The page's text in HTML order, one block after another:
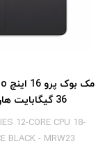
36 گیگابایت هارد 512 گیگابایت SSD مشکی MRW23
12-CORE CPU 18-
BLACK - MRW23